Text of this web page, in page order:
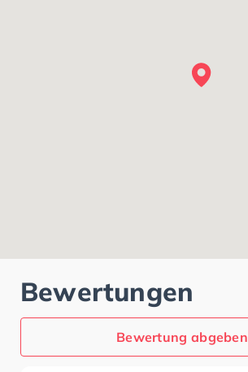
Bewertungen
Bewertung abgeben